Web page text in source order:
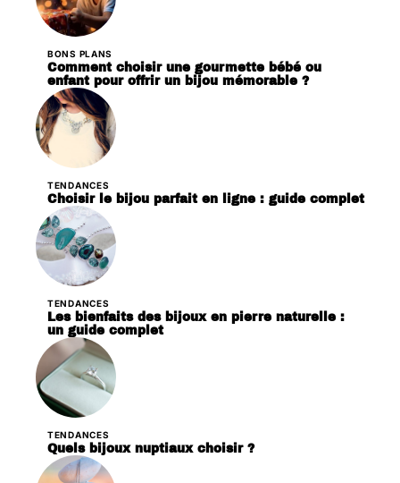
BONS PLANS
Comment choisir une gourmette bébé ou
enfant pour offrir un bijou mémorable ?
TENDANCES
Choisir le bijou parfait en ligne : guide complet
TENDANCES
Les bienfaits des bijoux en pierre naturelle :
un guide complet
TENDANCES
Quels bijoux nuptiaux choisir ?